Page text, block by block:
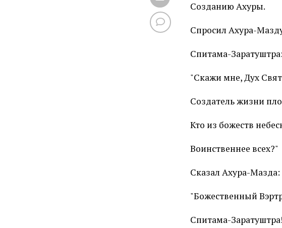
Созданию Ахуры.
Спросил Ахура-
Спитама-Заратуштра:
"Скажи мне, Дух
Создатель жизни
Кто из божеств
Воинственнее всех?"
Сказал Ахура-Мазда:
"Божественный
Спитама-